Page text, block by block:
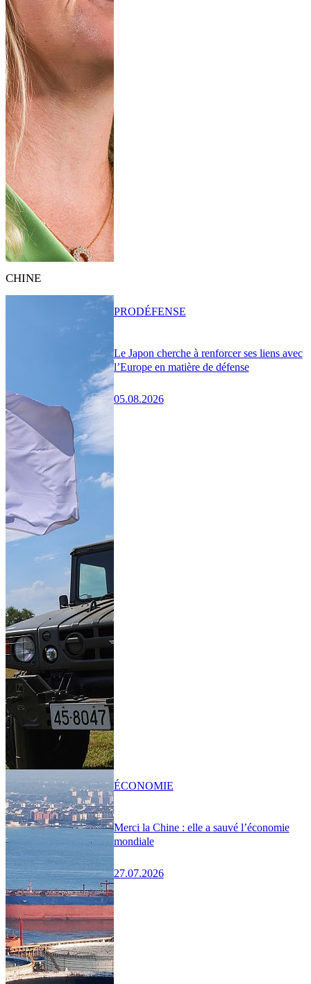
CHINE
Le Japon cherche à renforcer ses liens avec
l’Europe en matière de défense
05.08.2026
PRODÉFENSE
Merci la Chine : elle a sauvé l’économie
mondiale
27.07.2026
ÉCONOMIE